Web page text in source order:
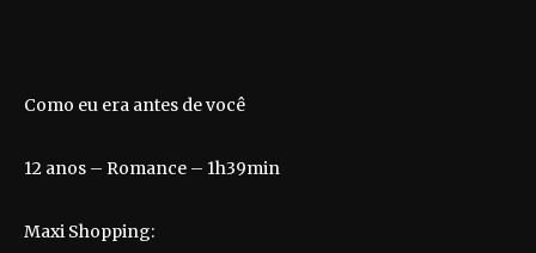
Como eu era antes de você
12 anos – Romance – 1h39min
Maxi Shopping: